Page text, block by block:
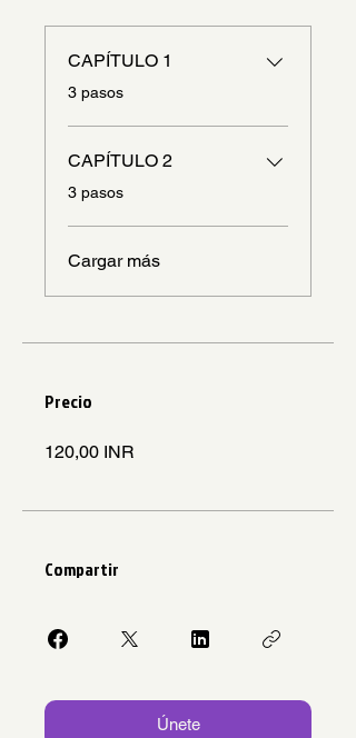
CAPÍTULO 1
.3 pasos
CAPÍTULO 2
.3 pasos
Cargar más
Precio
120,00 INR
Compartir
Únete